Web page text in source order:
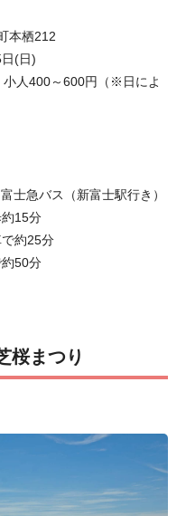
本栖212
(日)
人400～600円（※日によ
士急バス（新富士駅行き）
15分
約25分
50分
桜まつり